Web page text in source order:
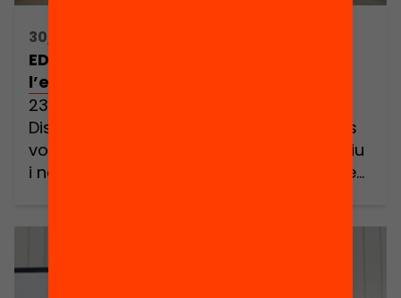
30/11/2017 17:00h - 20:00h
EDhack Raval T’atreveixes a hackejar
l’educació al Barri del Raval?
23 i 24/02/2018. Divendres de 18 h a 21 h i
Dissabte de 8:30 h a 21:00 h Sempre has
volgut desenvolupar un projecte educatiu
i no has trobat el context? Vols aprendre
treballar en equips híbrids per a […]